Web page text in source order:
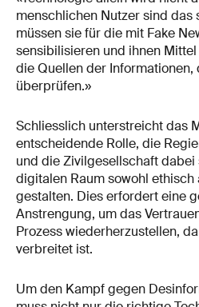
menschlichen Nutzer sind das
müssen sie für die mit Fake
sensibilisieren und ihnen
die Quellen der Informationen,
überprüfen.»
Schliesslich unterstreicht das
entscheidende Rolle, die
und die Zivilgesellschaft dabei
digitalen Raum sowohl ethisch
gestalten. Dies erfordert eine
Anstrengung, um das
Prozess wiederherzustellen,
verbreitet ist.
Um den Kampf gegen